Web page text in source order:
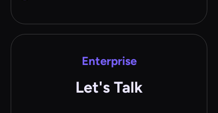
Enterprise
Let's Talk